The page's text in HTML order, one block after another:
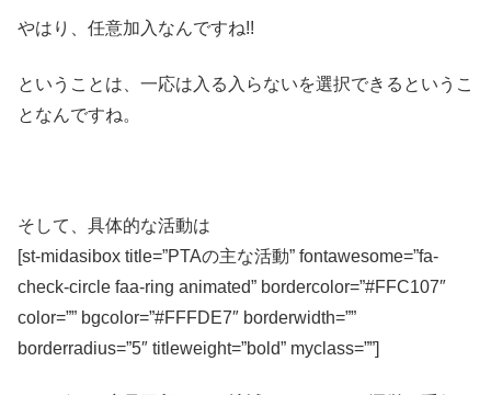
やはり、任意加入なんですね!!
ということは、一応は入る入らないを選択できるというこ
となんですね。
そして、具体的な活動は
[st-midasibox title=”PTAの主な活動” fontawesome=”fa-
check-circle faa-ring animated” bordercolor=”#FFC107″
color=”” bgcolor=”#FFFDE7″ borderwidth=””
borderradius=”5″ titleweight=”bold” myclass=””]